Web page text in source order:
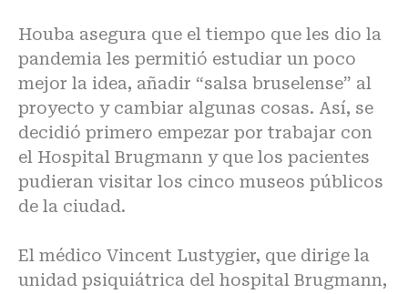
Houba asegura que el tiempo que les dio la
pandemia les permitió estudiar un poco
mejor la idea, añadir “salsa bruselense” al
proyecto y cambiar algunas cosas. Así, se
decidió primero empezar por trabajar con
el Hospital Brugmann y que los pacientes
pudieran visitar los cinco museos públicos
de la ciudad.
El médico Vincent Lustygier, que dirige la
unidad psiquiátrica del hospital Brugmann,